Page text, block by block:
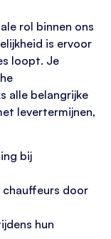
rol binnen ons
is ervoor
loopt. Je
alle belangrijke
levertermijnen,
bij
chauffeurs door
hun